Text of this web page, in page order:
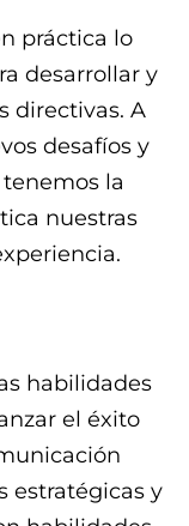
práctica lo
desarrollar y
directivas. A
desafíos y
la
nuestras
habilidades
el éxito
estratégicas y